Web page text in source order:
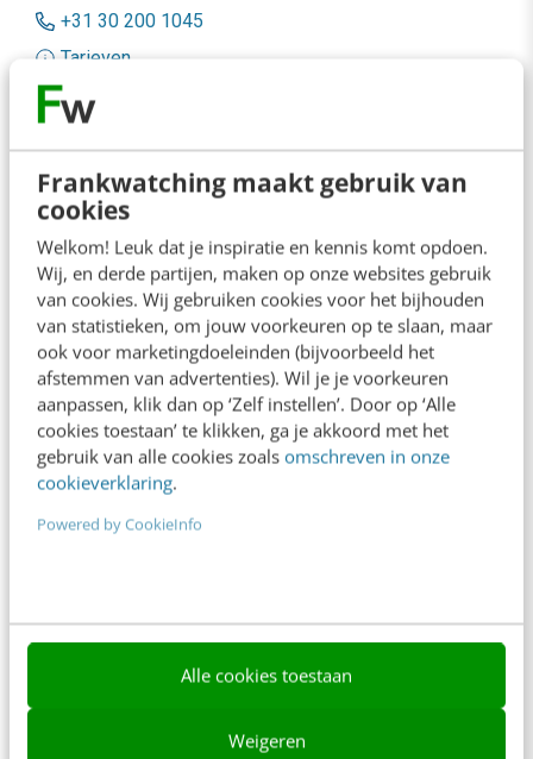
Frankwatching maakt gebruik van
cookies
Welkom! Leuk dat je inspiratie en kennis komt opdoen.
Wij, en derde partijen, maken op onze websites gebruik
van cookies. Wij gebruiken cookies voor het bijhouden
van statistieken, om jouw voorkeuren op te slaan, maar
ook voor marketingdoeleinden (bijvoorbeeld het
afstemmen van advertenties). Wil je je voorkeuren
aanpassen, klik dan op ‘Zelf instellen’. Door op ‘Alle
cookies toestaan’ te klikken, ga je akkoord met het
gebruik van alle cookies zoals omschreven in onze
cookieverklaring.
Powered by CookieInfo
Alle cookies toestaan
Weigeren
+31 30 200 1045
Tarieven
Meer contactopties
Frankwatching
Adverteren
Contact
Nieuwsbrieven
Over ons
Ons team
Werken bij
Whitepapers
Content & Communicatie